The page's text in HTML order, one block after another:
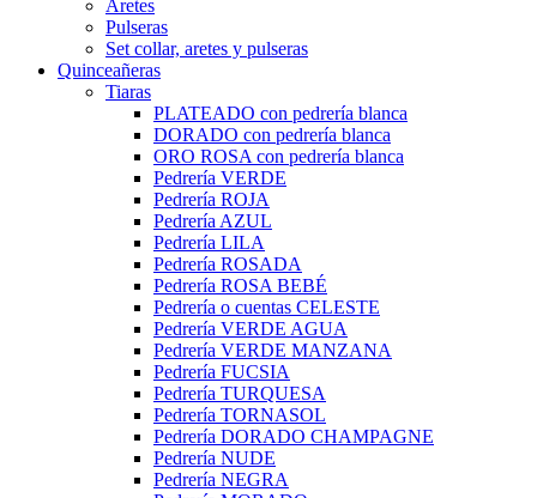
Aretes
Pulseras
Set collar, aretes y pulseras
Quinceañeras
Tiaras
PLATEADO con pedrería blanca
DORADO con pedrería blanca
ORO ROSA con pedrería blanca
Pedrería VERDE
Pedrería ROJA
Pedrería AZUL
Pedrería LILA
Pedrería ROSADA
Pedrería ROSA BEBÉ
Pedrería o cuentas CELESTE
Pedrería VERDE AGUA
Pedrería VERDE MANZANA
Pedrería FUCSIA
Pedrería TURQUESA
Pedrería TORNASOL
Pedrería DORADO CHAMPAGNE
Pedrería NUDE
Pedrería NEGRA